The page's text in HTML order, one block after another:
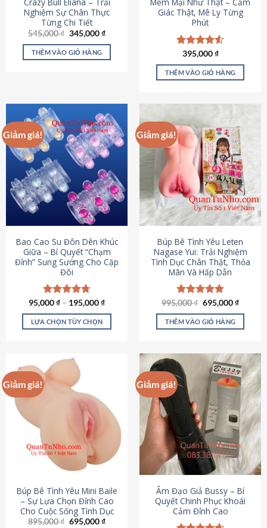
Crazy Bull Eliana – Trải
Nghiệm Sự Chân Thực
Từng Chi Tiết
545,000₫ Giá
là:
545,000 ₫.
345,000₫Giá
tại
THÊM VÀO GIỎ HÀNG
Mềm Mại Như Thật – Cảm
Giác Thật, Mê Ly Từng
Phút
Được xếp
hạng4.53
5 sao
395,000₫
THÊM VÀO GIỎ HÀNG
Giảm giá!
Bao Cao Su Đôn Dên Khúc
Giữa – Bí Quyết “Chạm
Đỉnh” Sung Sướng Cho Cặp
Đôi
Được xếp
hạng4.70
5 sao
95,000₫ – 195,000₫
LỰA CHỌN TÙY CHỌN
này
nhiều
biến
thể.
chọn
thể
chọn
trên
trang
Giảm giá!
Búp Bê Tình Yêu Leten
Nagase Yui: Trải Nghiệm
Tình Dục Chân Thật, Thỏa
Mãn Và Hấp Dẫn
Được xếp
hạng4.80
5 sao
995,000₫ Giá
là:
995,000 ₫.
695,000₫Giá
tại
THÊM VÀO GIỎ HÀNG
Giảm giá!
Búp Bê Tình Yêu Mini Baile
– Sự Lựa Chọn Đỉnh Cao
Cho Cuộc Sống Tình Dục
895,000₫ Giá
695,000₫Giá
Giảm giá!
Âm Đạo Giả Bussy – Bí
Quyết Chinh Phục Khoái
Cảm Đỉnh Cao